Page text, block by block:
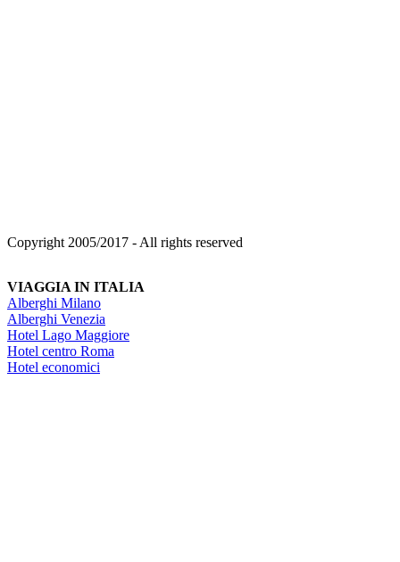
Copyright 2005/2017 - All rights reserved
VIAGGIA IN ITALIA
Alberghi Milano
Alberghi Venezia
Hotel Lago Maggiore
Hotel centro Roma
Hotel economici